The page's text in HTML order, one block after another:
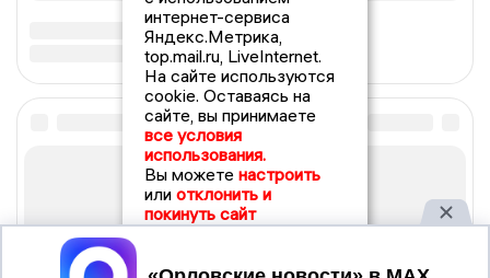
интернет-сервиса
Яндекс.Метрика,
top.mail.ru, LiveInternet.
На сайте используются
cookie. Оставаясь на
сайте, вы принимаете
все условия
использования.
Вы можете настроить
или отклонить и
покинуть сайт
Принять